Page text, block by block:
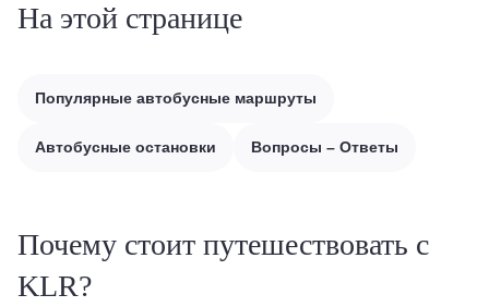
На этой странице
Популярные автобусные маршруты
Автобусные остановки Вопросы – Ответы
Почему стоит путешествовать с
KLR?